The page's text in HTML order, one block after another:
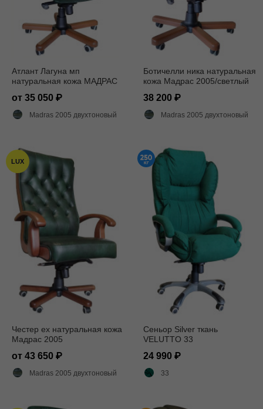
Атлант Лагуна мп
натуральная кожа МАДРАС
от 35 050
Madras 2005 двухтоновый глянец
Ботичелли ника натуральная
кожа Мадрас 2005/светлый
38 200
Madras 2005 двухтоновый глянец
LUX
Честер ех натуральная кожа
Мадрас 2005
от 43 650
Madras 2005 двухтоновый глянец
Сеньор Silver ткань
VELUTTO 33
24 990
33